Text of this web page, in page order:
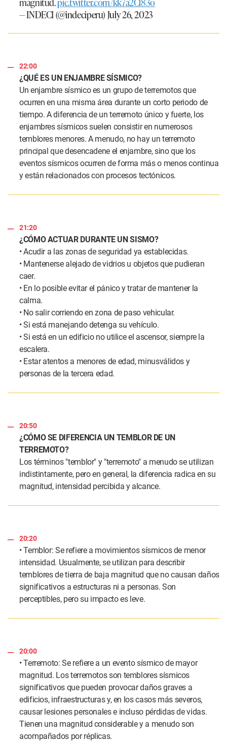
— INDECI (@indeciperu)July 26, 2023
22:00
¿QUÉ ES UN ENJAMBRE SÍSMICO?
Un enjambre sísmico es un grupo de terremotos que
ocurren en una misma área durante un corto periodo de
tiempo. A diferencia de un terremoto único y fuerte, los
enjambres sísmicos suelen consistir en numerosos
temblores menores. A menudo, no hay un terremoto
principal que desencadene el enjambre, sino que los
eventos sísmicos ocurren de forma más o menos continua
y están relacionados con procesos tectónicos.
21:20
¿CÓMO ACTUAR DURANTE UN SISMO?
• Acudir a las zonas de seguridad ya establecidas.
• Mantenerse alejado de vidrios u objetos que pudieran
caer.
• En lo posible evitar el pánico y tratar de mantener la
calma.
• No salir corriendo en zona de paso vehicular.
• Si está manejando detenga su vehículo.
• Si está en un edificio no utilice el ascensor, siempre la
escalera.
• Estar atentos a menores de edad, minusválidos y
personas de la tercera edad.
20:50
¿CÓMO SE DIFERENCIA UN TEMBLOR DE UN
TERREMOTO?
Los términos "temblor" y "terremoto" a menudo se utilizan
indistintamente, pero en general, la diferencia radica en su
magnitud, intensidad percibida y alcance.
20:20
• Temblor: Se refiere a movimientos sísmicos de menor
intensidad. Usualmente, se utilizan para describir
temblores de tierra de baja magnitud que no causan daños
significativos a estructuras ni a personas. Son
perceptibles, pero su impacto es leve.
20:00
• Terremoto: Se refiere a un evento sísmico de mayor
magnitud. Los terremotos son temblores sísmicos
significativos que pueden provocar daños graves a
edificios, infraestructuras y, en los casos más severos,
causar lesiones personales e incluso pérdidas de vidas.
Tienen una magnitud considerable y a menudo son
acompañados por réplicas.